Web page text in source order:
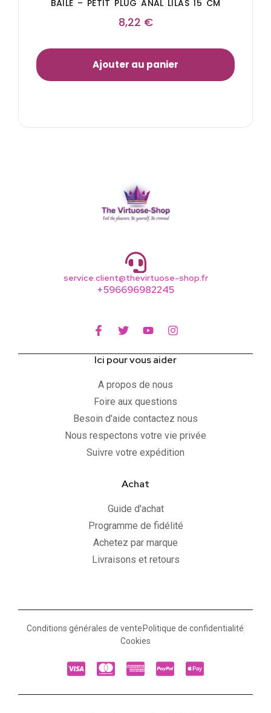
BAILE – PETIT PLUG ANAL LILAS 15 CM
8,22 €
Ajouter au panier
service.client@thevirtuose-shop.fr
+596696982245
Ici pour vous aider
A propos de nous
Foire aux questions
Besoin d'aide contactez nous
Nous respectons votre vie privée
Suivre votre expédition
Achat
Guide d'achat
Programme de fidélité
Achetez par marque
Livraisons et retours
Conditions générales de vente Politique de confidentialité
Cookies